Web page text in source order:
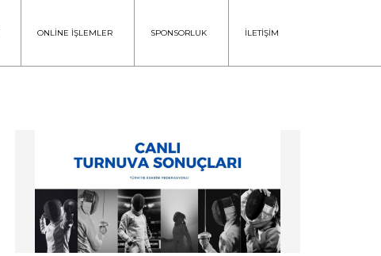
ONLİNE İŞLEMLER SPONSORLUK İLETİŞİM